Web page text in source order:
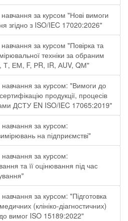
за курсом "Нові вимоги
згідно з ISO/IEC 17020:2026"
за курсом "Повірка та
техніки за обраним
Т, ЕМ, F, РR, ІR, АUV, QМ"
за курсом: "Вимоги до
продукції, процесів
ДСТУ EN ISO/IEC 17065:2019"
за курсом:
на підприємстві"
за курсом:
та її оцінювання під час
за курсом: "Підготовка
(клініко-діагностичних)
вимог ISO 15189:2022"